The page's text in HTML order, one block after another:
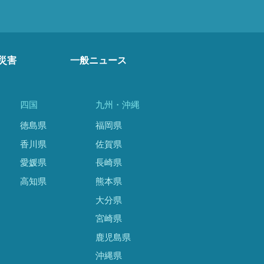
害 一般ニュース
四国
徳島県
香川県
愛媛県
高知県
九州・沖縄
福岡県
佐賀県
長崎県
熊本県
大分県
宮崎県
鹿児島県
沖縄県